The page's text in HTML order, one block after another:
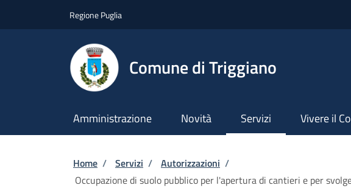
Regione Puglia
Comune di Triggiano
Amministrazione Novità Servizi Vivere il
Briciole di pane
Home / Servizi / Autorizzazioni /
Occupazione di suolo pubblico per l'apertura di cantieri e per